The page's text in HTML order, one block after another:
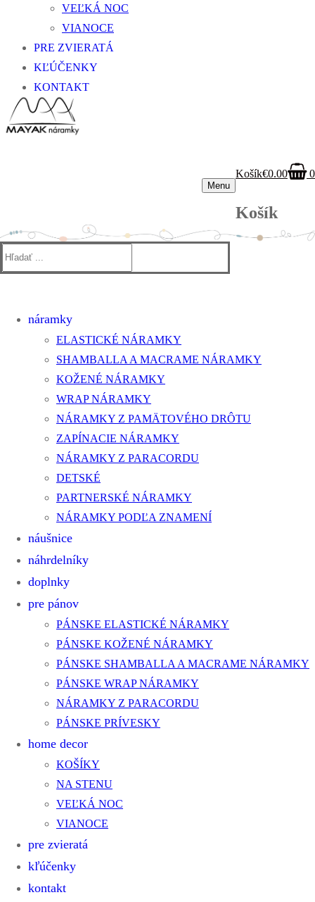
VEĽKÁ NOC
VIANOCE
PRE ZVIERATÁ
KĽÚČENKY
KONTAKT
Menu
Košík€0.00 0
Košík
Hľadať:
náramky
ELASTICKÉ NÁRAMKY
SHAMBALLA A MACRAME NÁRAMKY
KOŽENÉ NÁRAMKY
WRAP NÁRAMKY
NÁRAMKY Z PAMÄTOVÉHO DRÔTU
ZAPÍNACIE NÁRAMKY
NÁRAMKY Z PARACORDU
DETSKÉ
PARTNERSKÉ NÁRAMKY
NÁRAMKY PODĽA ZNAMENÍ
náušnice
náhrdelníky
doplnky
pre pánov
PÁNSKE ELASTICKÉ NÁRAMKY
PÁNSKE KOŽENÉ NÁRAMKY
PÁNSKE SHAMBALLA A MACRAME NÁRAMKY
PÁNSKE WRAP NÁRAMKY
NÁRAMKY Z PARACORDU
PÁNSKE PRÍVESKY
home decor
KOŠÍKY
NA STENU
VEĽKÁ NOC
VIANOCE
pre zvieratá
kľúčenky
kontakt